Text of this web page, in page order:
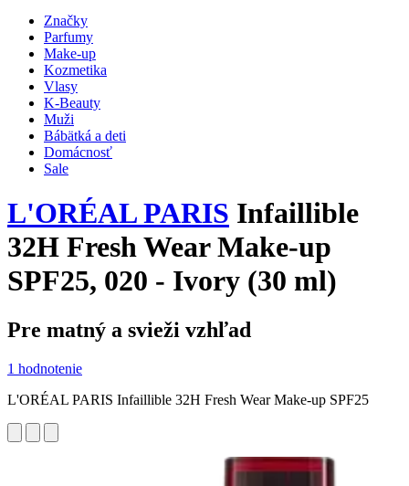
Značky
Parfumy
Make-up
Kozmetika
Vlasy
K-Beauty
Muži
Bábätká a deti
Domácnosť
Sale
L'ORÉAL PARIS Infaillible
32H Fresh Wear Make-up
SPF25, 020 - Ivory (30 ml)
Pre matný a svieži vzhľad
1 hodnotenie
L'ORÉAL PARIS Infaillible 32H Fresh Wear Make-up SPF25